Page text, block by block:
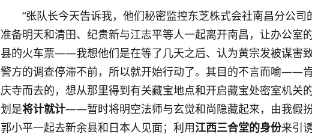
“张队长今天告诉我，他们秘密监控东芝株式会社南昌分公司
准备明天和清田、纪贵新与江志平等人一起离开南昌，让办公室
县的火车票——我想他们是在等了几天之后、认为黄宗发被谋害
警方的调查停滞不前，所以就开始行动了。其目的不言而喻——
庆寺而去的，想从那里得到有关藏宝地点和开启藏宝处密室机关
划是将计就计——暂时将明空法师与玄觉和尚隐藏起来，由我假
郭小平一起去新余县和日本人见面；利用江西三合堂的身份来引